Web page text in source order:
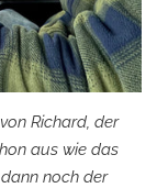
Richard, der
aus wie das
noch der